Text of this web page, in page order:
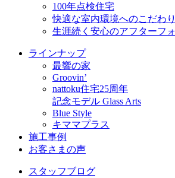
100年点検住宅
快適な室内環境へのこだわり
生涯続く安心のアフターフ
ラインナップ
最響の家
Groovin’
nattoku住宅25周年
記念モデル Glass Arts
Blue Style
キママプラス
施工事例
お客さまの声
スタッフブログ